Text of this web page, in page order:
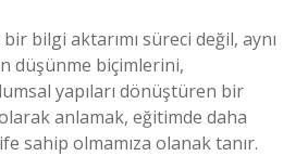
bilgi aktarımı süreci değil, aynı
düşünme biçimlerini,
yapıları dönüştüren bir
anlamak, eğitimde daha
sahip olmamıza olanak tanır.